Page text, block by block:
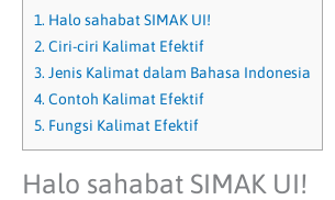
1. Halo sahabat SIMAK UI!
2. Ciri-ciri Kalimat Efektif
3. Jenis Kalimat dalam Bahasa Indonesia
4. Contoh Kalimat Efektif
5. Fungsi Kalimat Efektif
Halo sahabat SIMAK UI!